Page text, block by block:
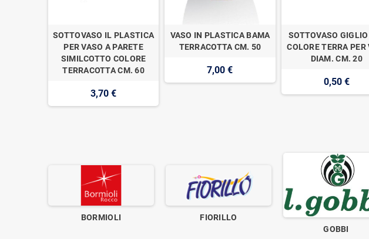
SOTTOVASO IL PLASTICA
PER VASO A PARETE
SIMILCOTTO COLORE
TERRACOTTA CM. 60
3,70 €
VASO IN PLASTICA BAMA
TERRACOTTA CM. 50
7,00 €
SOTTOVASO
COLORE TERRA PER
DIAM. CM. 20
0,50 €
BORMIOLI
FIORILLO
GOBBI